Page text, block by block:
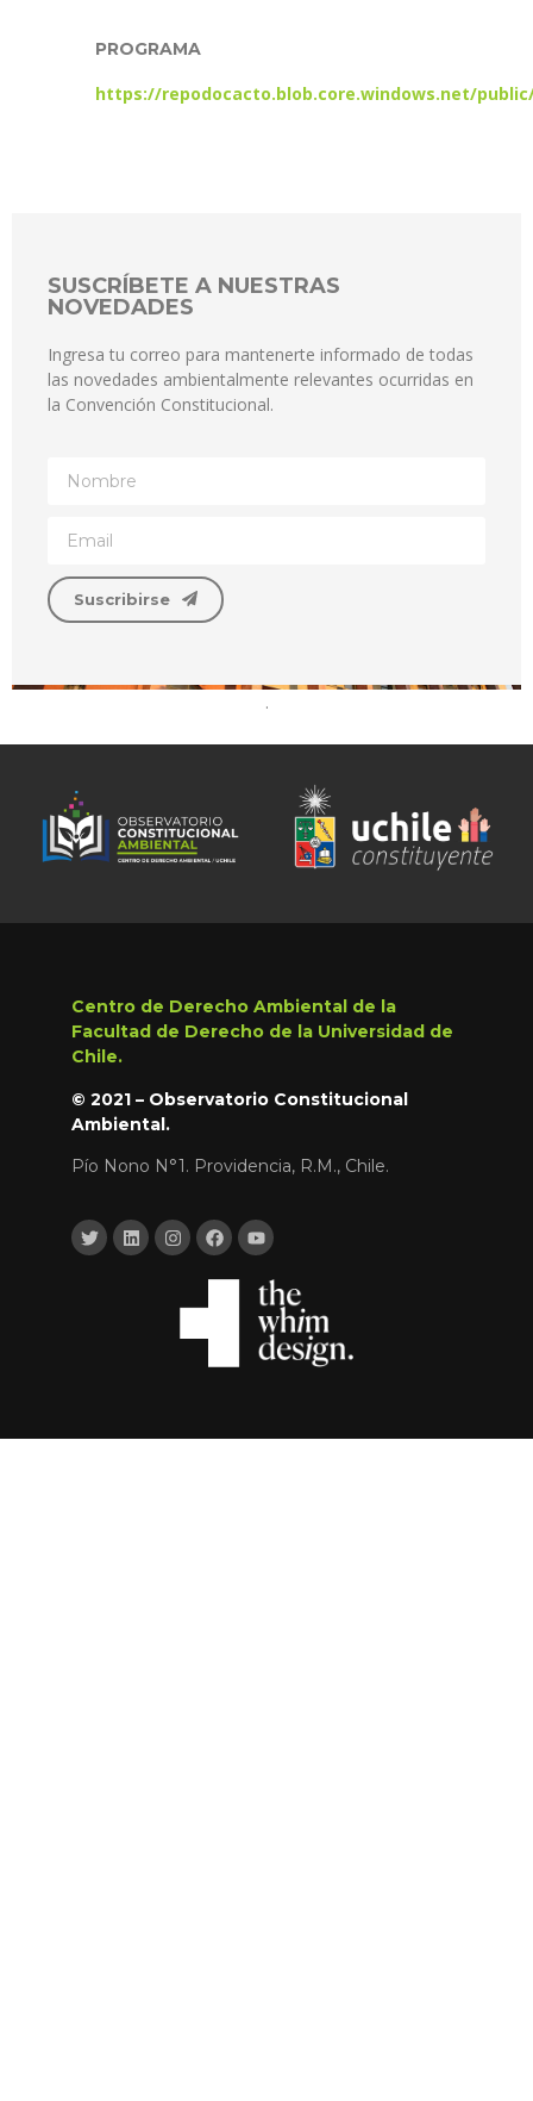
PROGRAMA
https://repodocacto.blob.core.windows.net/public/
SUSCRÍBETE A NUESTRAS
NOVEDADES
Ingresa tu correo para mantenerte informado de todas
las novedades ambientalmente relevantes ocurridas en
la Convención Constitucional.
Suscribirse
.
Centro de Derecho Ambiental de la
Facultad de Derecho de la Universidad de
Chile.
© 2021 – Observatorio Constitucional
Ambiental.
Pío Nono N°1. Providencia, R.M., Chile.